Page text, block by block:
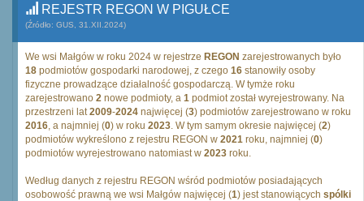
REJESTR REGON W PIGUŁCE
(Źródło: GUS, 31.XII.2024)
We wsi Małgów w roku 2024 w rejestrze REGON zarejestrowanych było
18 podmiotów gospodarki narodowej, z czego 16 stanowiły osoby
fizyczne prowadzące działalność gospodarczą. W tymże roku
zarejestrowano 2 nowe podmioty, a 1 podmiot został wyrejestrowany. Na
przestrzeni lat2009-2024 najwięcej (3) podmiotów zarejestrowano w roku
2016, a najmniej (0) w roku 2023. W tym samym okresie najwięcej (2)
podmiotów wykreślono z rejestru REGON w 2021 roku, najmniej (0)
podmiotów wyrejestrowano natomiast w 2023 roku.
Według danych z rejestru REGON wśród podmiotów posiadających
osobowość prawną we wsi Małgów najwięcej (1) jest stanowiących spólki